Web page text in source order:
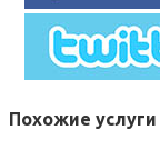
Похожие услуги